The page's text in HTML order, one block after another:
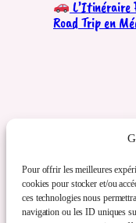
Pour offrir les meilleures
cookies pour stocker et/ou
ces technologies nous
navigation ou les ID uniques
L’Itinéraire
Road Trip en